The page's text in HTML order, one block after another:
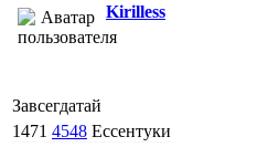
Kirilless
Завсегдатай
1471 4548 Ессентуки